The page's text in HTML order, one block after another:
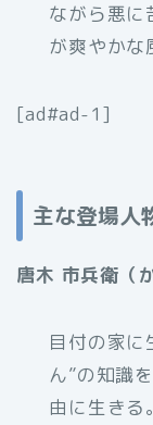
ながら悪に
が爽やかな
[ad#ad-1]
主な登場人
唐木 市兵衛（
目付の家に
ん”の知識
由に生きる